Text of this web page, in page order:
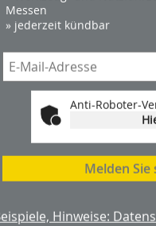
oder teilflächig
der Klebemörtelseite in
Messen
» jederzeit kündbar
Anti-Roboter-
Melden Sie
Hinweise: